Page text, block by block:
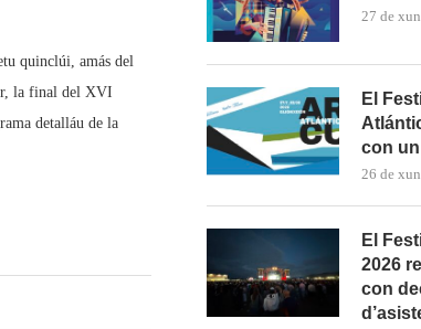
quinclúi, amás del
la final del XVI
detalláu de la
27 de
El
con
26 de
El
2026
con